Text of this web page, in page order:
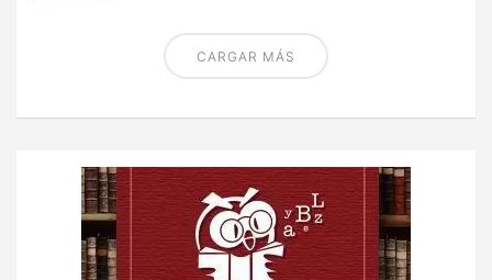
CARGAR MÁS